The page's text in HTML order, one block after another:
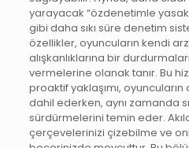
yarayacak “özdenetimle
gibi daha sıkı süre denetim
özellikler, oyuncuların kendi
alışkanlıklarına bir
vermelerine olanak tanır. Bu
proaktif yaklaşımı,
dahil ederken, aynı zamanda
sürdürmelerini temin eder.
çerçevelerinizi çizebilme ve